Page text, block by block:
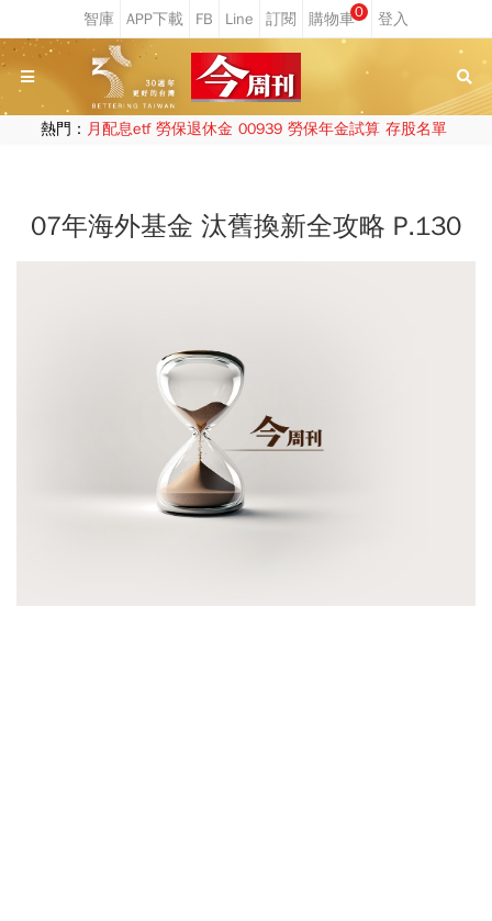
0
熱門： 月配息etf 勞保退休金 00939 勞保年金試算 存股名單
07年海外基金 汰舊換新全攻略 P.130